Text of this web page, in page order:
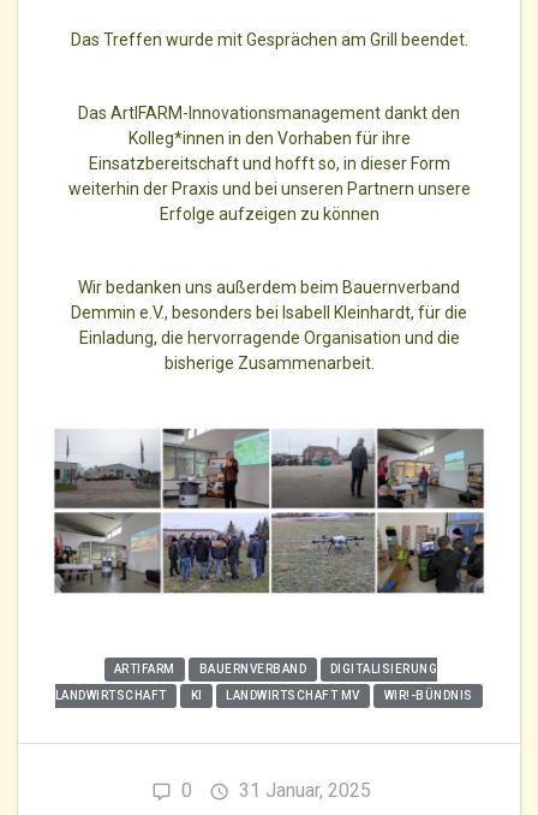
Das Treffen wurde mit Gesprächen am Grill beendet.
Das ArtIFARM-Innovationsmanagement dankt den
Kolleg*innen in den Vorhaben für ihre
Einsatzbereitschaft und hofft so, in dieser Form
weiterhin der Praxis und bei unseren Partnern unsere
Erfolge aufzeigen zu können
Wir bedanken uns außerdem beim Bauernverband
Demmin e.V., besonders bei Isabell Kleinhardt, für die
Einladung, die hervorragende Organisation und die
bisherige Zusammenarbeit.
ARTIFARM BAUERNVERBAND
DIGITALISIERUNG
LANDWIRTSCHAFT
KI LANDWIRTSCHAFT MV WIR!-BÜNDNIS
0 31 Januar, 2025